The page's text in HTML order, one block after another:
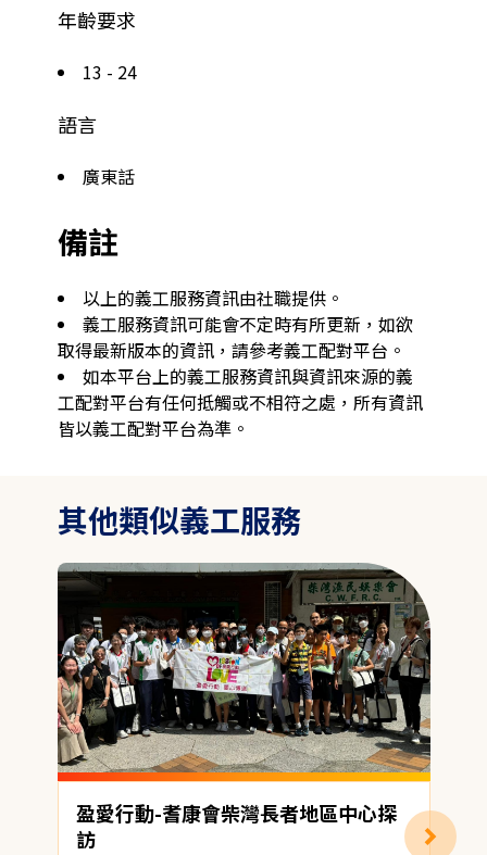
年齡要求
13 - 24
語言
廣東話
備註
以上的義工服務資訊由社職提供。
義工服務資訊可能會不定時有所更新，如欲
取得最新版本的資訊，請參考義工配對平台。
如本平台上的義工服務資訊與資訊來源的義
工配對平台有任何抵觸或不相符之處，所有資訊
皆以義工配對平台為準。
其他類似義工服務
盈愛行動-耆康會柴灣長者地區中心探
訪